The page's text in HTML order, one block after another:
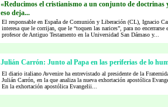
«Reducimos el cristianismo a un conjunto de doctrinas
eso deja...
El responsable en España de Comunión y Liberación (CL), Ignacio
interesa que le corrijan, que le “toquen las narices”, para no encerrarse
profesor de Antiguo Testamento en la Universidad San Dámaso y...
Julián Carrón: Junto al Papa en las periferias de lo
El diario italiano Avvenire ha entrevistado al presidente de la
Julián Carrón, en la que analiza la nueva exhortación apostólica
En la exhortación apostólica Evangelii...